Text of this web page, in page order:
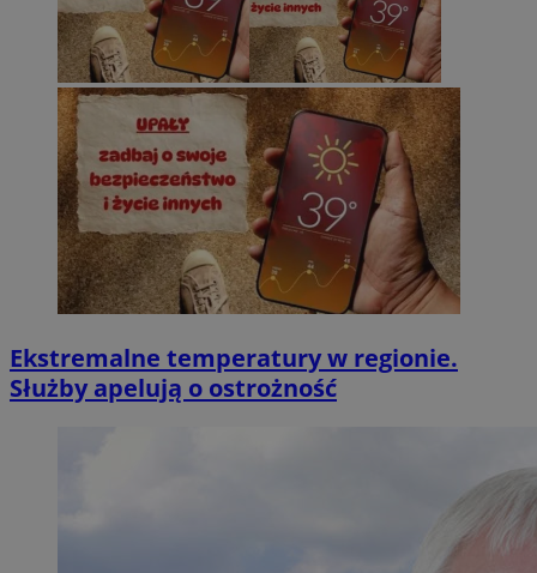
Ekstremalne temperatury w regionie.
Służby apelują o ostrożność